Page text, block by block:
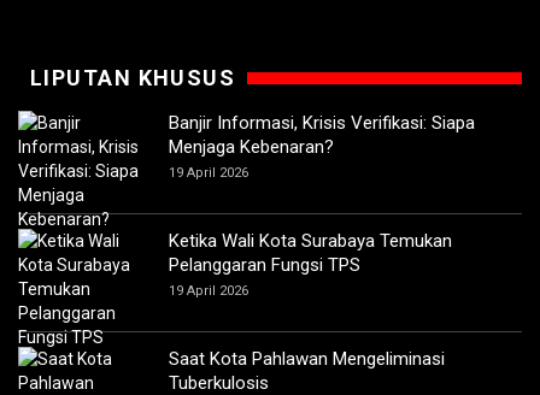
LIPUTAN KHUSUS
Banjir Informasi, Krisis Verifikasi: Siapa
Menjaga Kebenaran?
19 April 2026
Ketika Wali Kota Surabaya Temukan
Pelanggaran Fungsi TPS
19 April 2026
Saat Kota Pahlawan Mengeliminasi
Tuberkulosis